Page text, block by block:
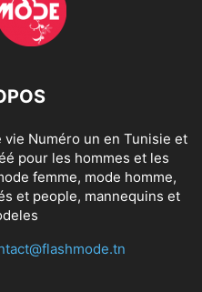
Numéro un en Tunisie et
pour les hommes et les
femme, mode homme,
et people, mannequins et